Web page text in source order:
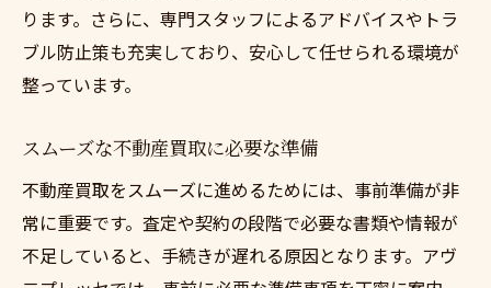
ります。さらに、専門スタッフによるアドバイスやトラ
ブル防止策も充実しており、安心して任せられる環境が
整っています。
スムーズな不動産買取に必要な準備
不動産買取をスムーズに進めるためには、事前準備が非
常に重要です。査定や契約の段階で必要な書類や情報が
不足していると、手続きが遅れる原因となります。アヴ